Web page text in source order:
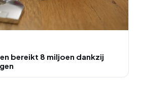
bereikt 8 miljoen dankzij